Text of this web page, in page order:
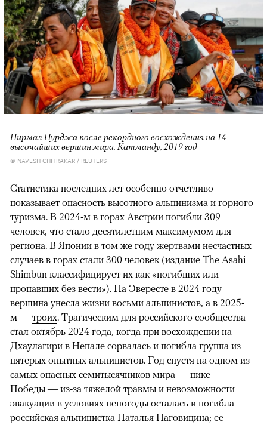
Нирмал Пурджа после рекордного восхождения на 14
высочайших вершин мира. Катманду, 2019 год
© NAVESH CHITRAKAR / REUTERS
Статистика последних лет особенно отчетливо
показывает опасность высотного альпинизма и горного
туризма. В 2024-м в горах Австрии погибли 309
человек, что стало десятилетним максимумом для
региона. В Японии в том же году жертвами несчастных
случаев в горах стали 300 человек (издание The Asahi
Shimbun классифицирует их как «погибших или
пропавших без вести»). На Эвересте в 2024 году
вершина унесла жизни восьми альпинистов, а в 2025-
м — троих. Трагическим для российского сообщества
стал октябрь 2024 года, когда при восхождении на
Дхаулагири в Непале сорвалась и погибла группа из
пятерых опытных альпинистов. Год спустя на одном из
самых опасных семитысячников мира — пике
Победы — из-за тяжелой травмы и невозможности
эвакуации в условиях непогоды осталась и погибла
российская альпинистка Наталья Наговицина; ее